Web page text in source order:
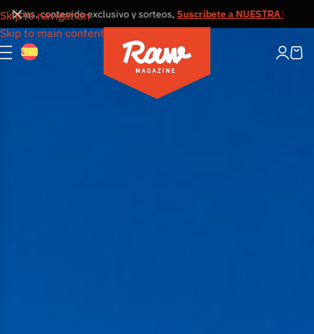
Skip to navigation
Skip to main content
contenido exclusivo y sorteos,Suscríbete a NUESTRA